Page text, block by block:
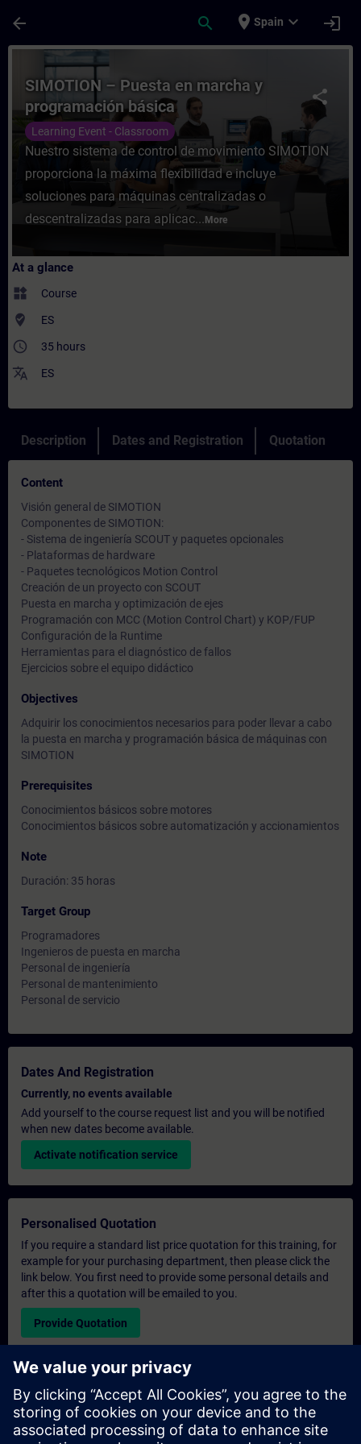
arrow_back search place Spain expand_more login
Course - SIMOTION – Puesta en
share
SIMOTION – Puesta en marcha y
programación básica
Learning Event - Classroom
Nuestro sistema de control de movimiento SIMOTION
proporciona la máxima flexibilidad e incluye
soluciones para máquinas centralizadas o
descentralizadas para aplicac... More
At a glance
widgets Course
where_to_vote ES
access_time 35 hours
translate ES
Description Dates and Registration Quotation
Content
Visión general de SIMOTION
Componentes de SIMOTION:
- Sistema de ingeniería SCOUT y paquetes opcionales
- Plataformas de hardware
- Paquetes tecnológicos Motion Control
Creación de un proyecto con SCOUT
Puesta en marcha y optimización de ejes
Programación con MCC (Motion Control Chart) y KOP/FUP
Configuración de la Runtime
Herramientas para el diagnóstico de fallos
Ejercicios sobre el equipo didáctico
Objectives
Adquirir los conocimientos necesarios para poder llevar a cabo
la puesta en marcha y programación básica de máquinas con
SIMOTION
Prerequisites
Conocimientos básicos sobre motores
Conocimientos básicos sobre automatización y accionamientos
Note
Duración: 35 horas
Target Group
Programadores
Ingenieros de puesta en marcha
Personal de ingeniería
Personal de mantenimiento
Personal de servicio
Dates And Registration
Currently, no events available
Add yourself to the course request list and you will be notified
when new dates become available.
Activate notification service
Personalised Quotation
If you require a standard list price quotation for this training, for
example for your purchasing department, then please click the
link below. You first need to provide some personal details and
after this a quotation will be emailed to you.
Provide Quotation
Exclusive Training Enquiry
Please complete the enquiry form below if you require a
quotation for an exclusive training course either on-site, virtually